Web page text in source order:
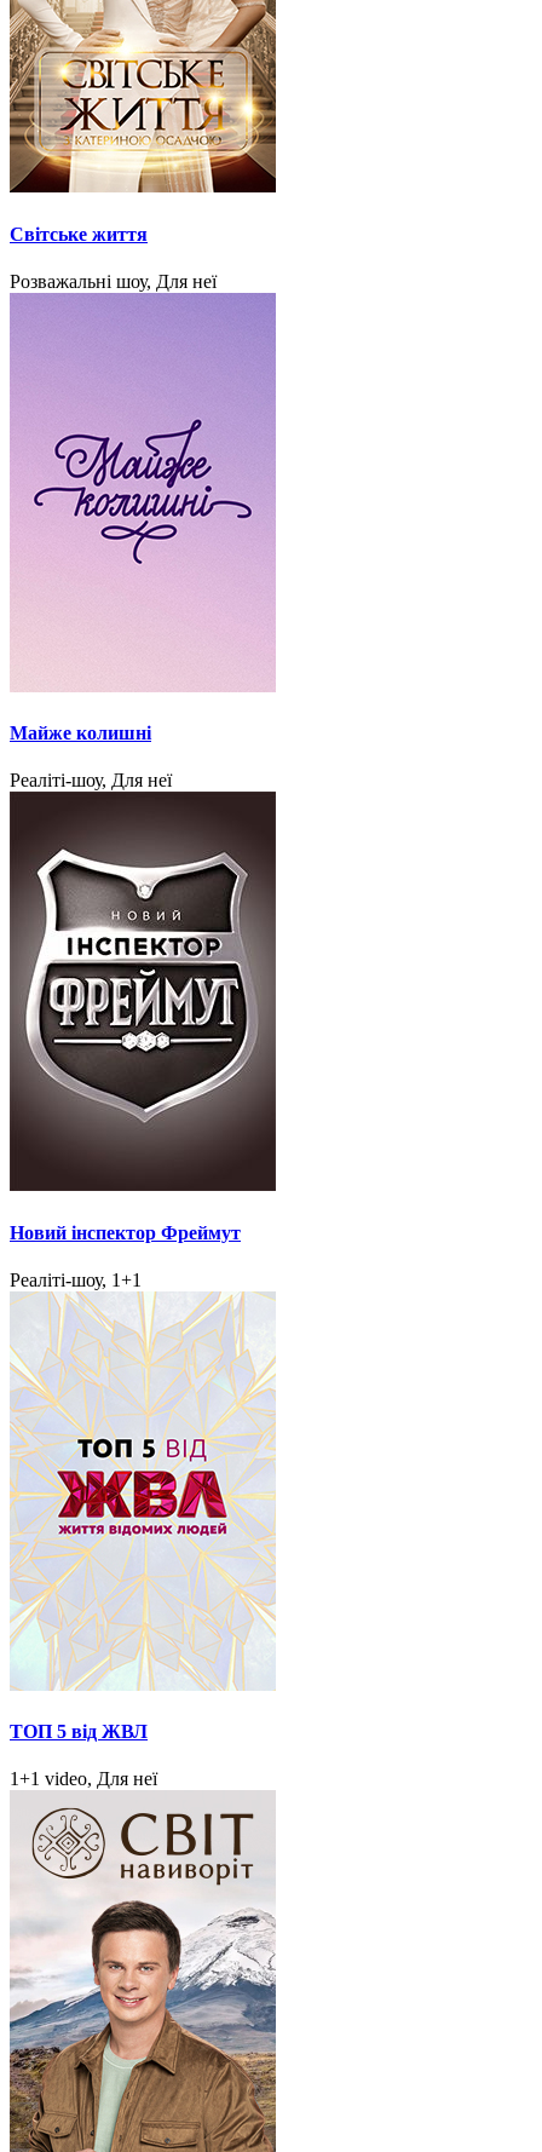
Світське життя
Розважальні шоу, Для неї
Майже колишні
Реаліті-шоу, Для неї
Новий інспектор Фреймут
Реаліті-шоу, 1+1
ТОП 5 від ЖВЛ
1+1 video, Для неї